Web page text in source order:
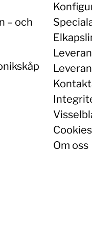
– och
Cookies
Om oss